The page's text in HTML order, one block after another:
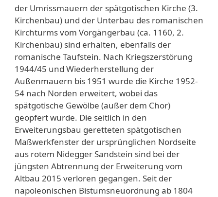
der Umrissmauern der spätgotischen Kirche (3.
Kirchenbau) und der Unterbau des romanischen
Kirchturms vom Vorgängerbau (ca. 1160, 2.
Kirchenbau) sind erhalten, ebenfalls der
romanische Taufstein. Nach Kriegszerstörung
1944/45 und Wiederherstellung der
Außenmauern bis 1951 wurde die Kirche 1952-
54 nach Norden erweitert, wobei das
spätgotische Gewölbe (außer dem Chor)
geopfert wurde. Die seitlich in den
Erweiterungsbau geretteten spätgotischen
Maßwerkfenster der ursprünglichen Nordseite
aus rotem Nidegger Sandstein sind bei der
jüngsten Abtrennung der Erweiterung vom
Altbau 2015 verloren gegangen. Seit der
napoleonischen Bistumsneuordnung ab 1804